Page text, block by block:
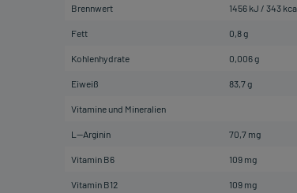
Brennwert 1456 kJ / 343
Fett 0,8 g
Kohlenhydrate 0,006 g
Eiweiß 83,7 g
Vitamine und Mineralien
L—Arginin 70,7 mg
Vitamin B6 109 mg
Vitamin B12 109 mg